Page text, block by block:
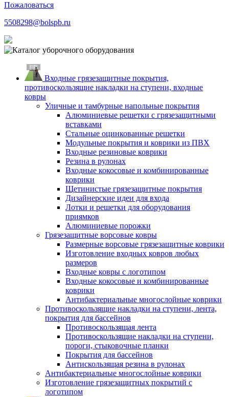
Пожаловаться
5508298@bolspb.ru
Входные грязезащитные покрытия,
противоскользящие накладки на ступени, входные
ковры
Уличные и тамбурные напольные покрытия
Алюминиевые решетки с грязезащитными
вставками
Стальные оцинкованные решетки
Модульные покрытия и коврики из ПВХ
Входные резиновые коврики
Резина в рулонах
Входные кокосовые и комбинированные
коврики
Щетинистые грязезащитные покрытия
Дизайнерские идеи для входа
Лотки и решетки для оборудования
приямков
Алюминиевые порожки
Грязезащитные ворсовые ковры
Размерные ворсовые грязезащитные коврики
Изготовление входных ковров любых
размеров
Входные ковры с логотипом
Входные кокосовые и комбинированные
коврики
Антибактериальные многослойные коврики
Противоскользящие накладки на ступени, лента,
покрытия для бассейнов
Противоскользящая лента
Противоскользящие накладки на ступени,
пороги, стыковочные планки
Покрытия для бассейнов
Антискользящая резина в рулонах
Антибактериальные многослойные коврики
Изготовление грязезащитных покрытий с
логотипом